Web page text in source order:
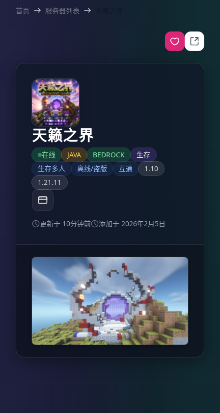
首页 服务器列表
天籁之界
在线 JAVA BEDROCK
生存
生存多人
离线/盗版 互通
1.10
1.21.11
更新于 10分钟前 添加于 2026年2月5日